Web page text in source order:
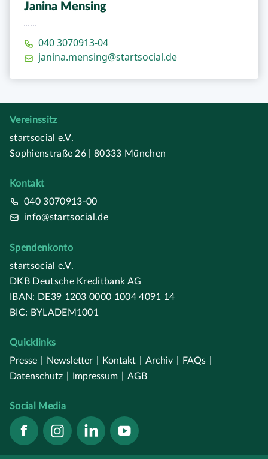
Janina Mensing
040 3070913-04
janina.mensing@startsocial.de
Vereinssitz
startsocial e.V.
Sophienstraße 26 | 80333 München
Kontakt
040 3070913-00
info@startsocial.de
Spendenkonto
startsocial e.V.
DKB Deutsche Kreditbank AG
IBAN: DE39 1203 0000 1004 4091 14
BIC: BYLADEM1001
Quicklinks
Presse
Newsletter Kontakt Archiv FAQs
Datenschutz
Impressum AGB
Social Media